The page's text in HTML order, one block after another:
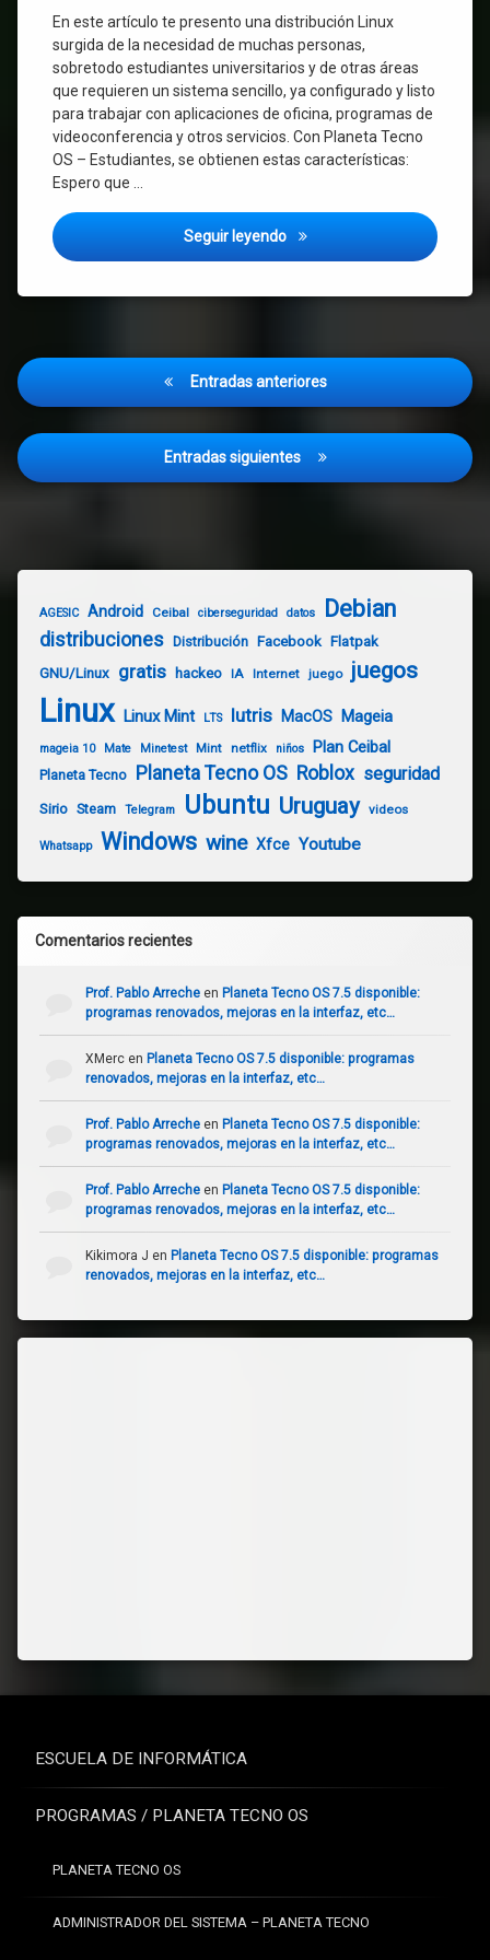
En este artículo te presento una distribución Linux
surgida de la necesidad de muchas personas,
sobretodo estudiantes universitarios y de otras áreas
que requieren un sistema sencillo, ya configurado y listo
para trabajar con aplicaciones de oficina, programas de
videoconferencia y otros servicios. Con Planeta Tecno
OS – Estudiantes, se obtienen estas características:
Espero que …
Seguir leyendo Planeta Tecno OS
Zoom
Navegación
de
entradas
Entradas anteriores
Entradas siguientes
AGESIC Android Ceibal ciberseguridad datos Debian
distribuciones Distribución Facebook Flatpak
GNU/Linux gratis hackeo IA Internet juego juegos
Linux Linux Mint LTS lutris MacOS Mageia
mageia 10 Mate Minetest Mint netflix niños Plan Ceibal
Planeta Tecno Planeta Tecno OS Roblox seguridad
Sirio Steam Telegram Ubuntu Uruguay videos
Whatsapp Windows wine Xfce Youtube
Comentarios recientes
Prof. Pablo Arrecheen Planeta Tecno OS 7.5 disponible:
programas renovados, mejoras en la interfaz, etc…
XMercen Planeta Tecno OS 7.5 disponible: programas
renovados, mejoras en la interfaz, etc…
Prof. Pablo Arrecheen Planeta Tecno OS 7.5 disponible:
programas renovados, mejoras en la interfaz, etc…
Prof. Pablo Arrecheen Planeta Tecno OS 7.5 disponible:
programas renovados, mejoras en la interfaz, etc…
Kikimora J en Planeta Tecno OS 7.5 disponible: programas
renovados, mejoras en la interfaz, etc…
ESCUELA DE INFORMÁTICA
PROGRAMAS / PLANETA TECNO OS
PLANETA TECNO OS
ADMINISTRADOR DEL SISTEMA – PLANETA TECNO